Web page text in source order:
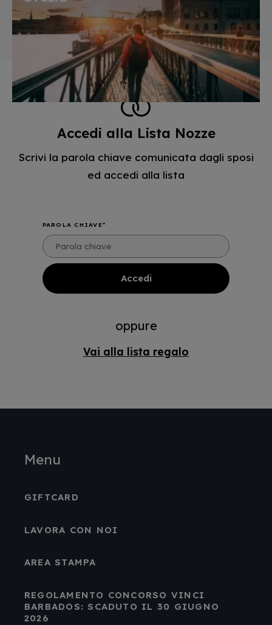
Accedi alla Lista Nozze
Scrivi la parola chiave comunicata dagli sposi
ed accedi alla lista
PAROLA CHIAVE
oppure
Vai alla lista regalo
Menu
GIFTCARD
LAVORA CON NOI
AREA STAMPA
REGOLAMENTO CONCORSO VINCI
BARBADOS: SCADUTO IL 30 GIUGNO
2026